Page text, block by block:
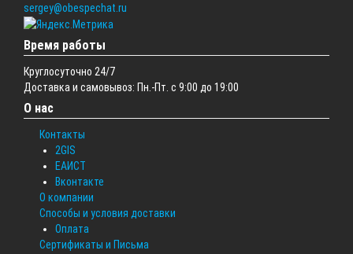
sergey@obespechat.ru
Время работы
Круглосуточно 24/7
Доставка и самовывоз: Пн.-Пт. с 9:00 до 19:00
О нас
Контакты
2GIS
ЕАИСТ
Вконтакте
О компании
Способы и условия доставки
Оплата
Сертификаты и Письма